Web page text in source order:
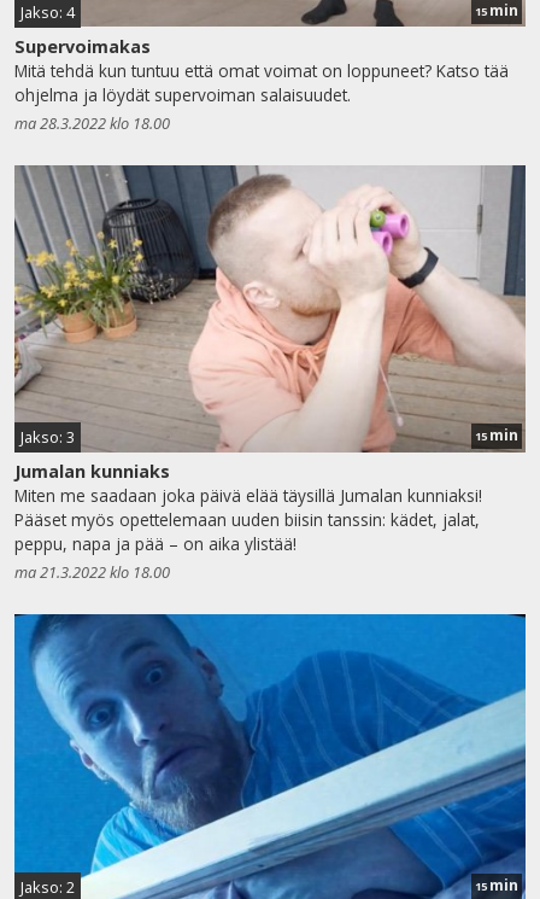
Jakso: 4 15 min
Supervoimakas
Mitä tehdä kun tuntuu että omat voimat on loppuneet? Katso tää
ohjelma ja löydät supervoiman salaisuudet.
ma 28.3.2022 klo 18.00
Jakso: 3 15 min
Jumalan kunniaks
Miten me saadaan joka päivä elää täysillä Jumalan kunniaksi!
Pääset myös opettelemaan uuden biisin tanssin: kädet, jalat,
peppu, napa ja pää – on aika ylistää!
ma 21.3.2022 klo 18.00
Jakso: 2 15 min